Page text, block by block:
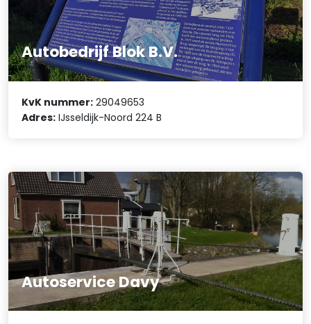
Autobedrijf Blok B.V.
KvK nummer: 29049653
Adres: IJsseldijk-Noord 224 B
Autoservice Davy